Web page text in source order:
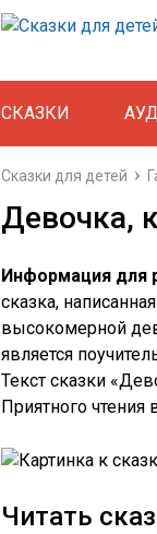
СКАЗКИ
Сказки для детей
Девочка,
Информация для
сказка, написанная
высокомерной
является
Текст сказки
Приятного чтения
Читать